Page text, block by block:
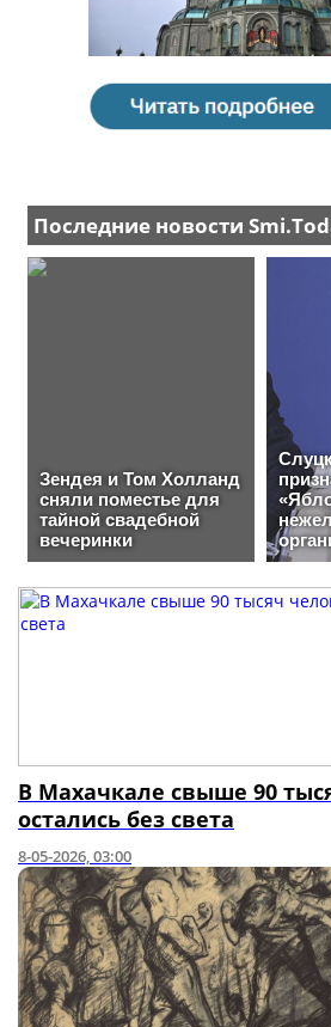
В Махачкале свыше 90
остались без света
8-05-2026, 03:00